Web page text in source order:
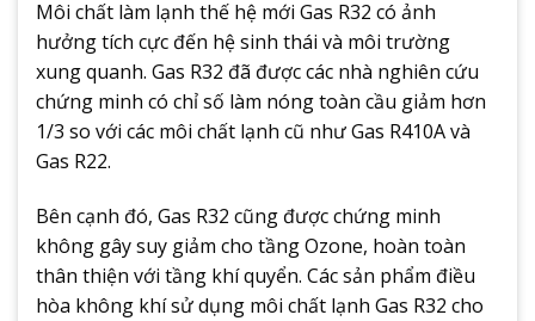
Môi chất làm lạnh thế hệ mới Gas R32 có ảnh
hưởng tích cực đến hệ sinh thái và môi trường
xung quanh. Gas R32 đã được các nhà nghiên cứu
chứng minh có chỉ số làm nóng toàn cầu giảm hơn
1/3 so với các môi chất lạnh cũ như Gas R410A và
Gas R22.
Bên cạnh đó, Gas R32 cũng được chứng minh
không gây suy giảm cho tầng Ozone, hoàn toàn
thân thiện với tầng khí quyển. Các sản phẩm điều
hòa không khí sử dụng môi chất lạnh Gas R32 cho